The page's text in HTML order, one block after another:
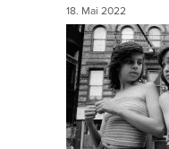
18. Mai 2022